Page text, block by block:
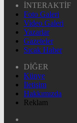
İNTERAKTİF
Foto Galeri
Video Galeri
Yazarlar
Gazeteler
Sıcak Haber
DİĞER
Künye
İletişim
Hakkımızda
Reklam